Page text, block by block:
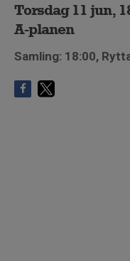
Torsdag 11 jun,
A-planen
Samling: 18:00,